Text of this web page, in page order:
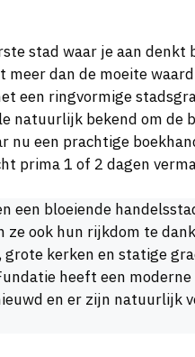
stad waar je aan
meer dan de moeite
een ringvormige
natuurlijk bekend om de
nu een prachtige
prima 1 of 2 dagen
een bloeiende
ze ook hun rijkdom te
grote kerken en statige
heeft een
en er zijn natuurlijk